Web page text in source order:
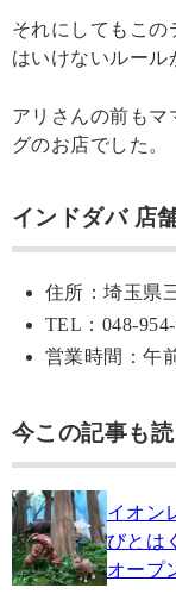
それにしてもこの
はいけないルール
アリさんの前もマ
グのお店でした。
インドダバ 店
住所：埼玉県
TEL：048-954-
営業時間：午
今この記事も
イオン
びとは
オープ